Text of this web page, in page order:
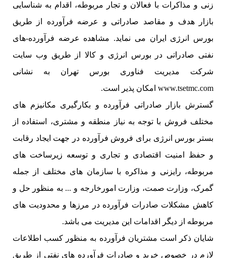
زنی و مذاکرات با فعالان و تجار مربوطه، اقدام به شناسایی
بازار هدف و مقاصد صادراتی و عرضه فرآورده از طریق
بورس انرژی ایران می نماید. مشاهده عرضه فرآورده-های
نفتی صادراتی در بورس انرژی و کالا از طریق وب سایت
شرکت مدیریت فناوری بورس تهران به نشانی
www.tsetmc.com امکان پذیر است.
گسترش بازار صادراتی فرآورده و بکارگیری مکانیزم های
مختلف فروش با توجه به نیاز منطقه و مشتری، استفاده از
بستر بورس انرژی برای فروش فرآورده در جهت ایجاد رقابت
و حفظ امنیت اقتصادی و تجاری و توسعه زیرساخت های
مربوطه، رایزنی و مذاکره با سازمان های مختلف از جمله
گمرک، وزارت صمت، وزارت امورخارجه و ... به منظور حل و
کاهش مشکلات صادرات فرآورده در مرزها و محدودیت های
مربوطه از دیگر اقدامات این مدیریت می باشد.
شایان ذکر است مشتریان فرآورده به منظور کسب اطلاعات
لازم در خصوص خرید و صادرات فرآورده های نفتی از طریق